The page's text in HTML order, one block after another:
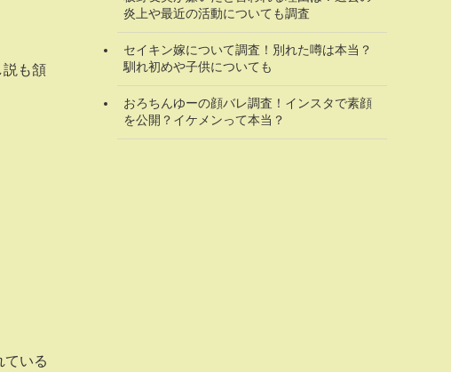
説も頷
ている
炎上や最近の活動についても調査
セイキン嫁について調査！別れた噂は本当？
馴れ初めや子供についても
おろちんゆーの顔バレ調査！インスタで素顔
を公開？イケメンって本当？